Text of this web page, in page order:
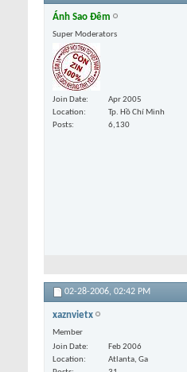
Ánh Sao Đêm
Super Moderators
Join Date
Apr 2005
Location
Tp. Hồ Chí Minh
Posts
6,130
02-28-2006, 02:42 PM
xaznvietx
Member
Join Date
Feb 2006
Location
Atlanta, Ga